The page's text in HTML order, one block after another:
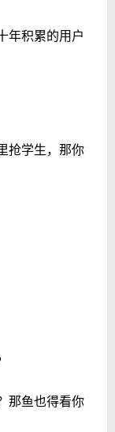
年积累的用户
抢学生，那你
那鱼也得看你